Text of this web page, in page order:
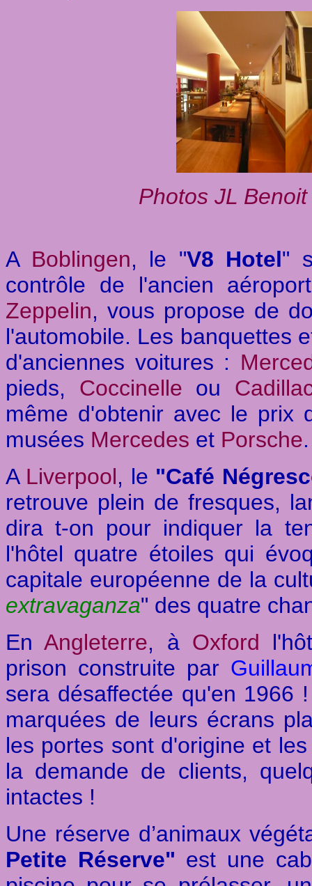
Photos JL
A Boblingen, le "V8 Hotel"
contrôle de l'ancien
Zeppelin, vous propose de
l'automobile. Les banquettes
d'anciennes voitures :
pieds, Coccinelle ou
même d'obtenir avec le prix
musées Mercedes et Porsche.
A Liverpool, le "Café
retrouve plein de fresques,
dira t-on pour indiquer la
l'hôtel quatre étoiles qui
capitale européenne de la
extravaganza" des quatre
EnAngleterre, à Oxford
prison construite par
sera désaffectée qu'en 1966
marquées de leurs écrans
les portes sont d'origine et
la demande de clients,
intactes !
Une réserve d’animaux
Petite Réserve" est une